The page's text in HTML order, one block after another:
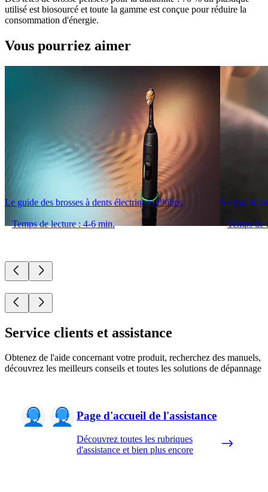
utilisé est biosourcé et toute la gamme est conçue pour réduire la
consommation d'énergie.
Vous pourriez aimer
Le guide des brosses à dents électriques Philips
Temps de lecture : 4-6 min.
Ne pas de
Temps de
Service clients et assistance
Obtenez de l'aide concernant votre produit, recherchez des manuels,
découvrez les meilleurs conseils et toutes les solutions de dépannage
Page d'accueil de l'assistance
Découvrez toutes les rubriques
d'assistance et bien plus encore